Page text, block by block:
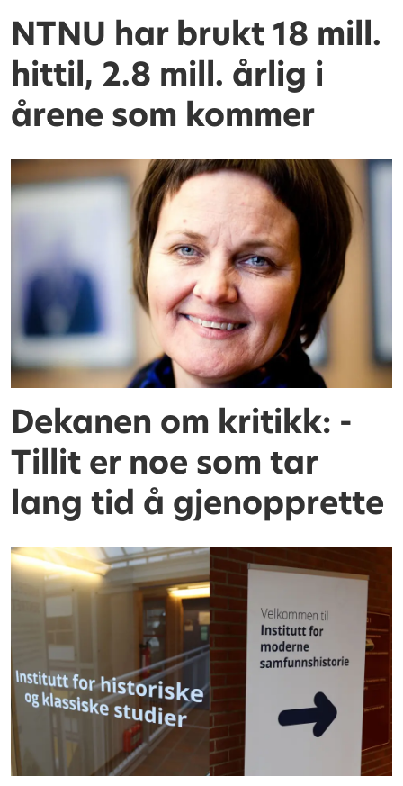
NTNU har brukt 18 mill.
hittil, 2.8 mill. årlig i
årene som kommer
Dekanen om kritikk: -
Tillit er noe som tar
lang tid å gjenopprette